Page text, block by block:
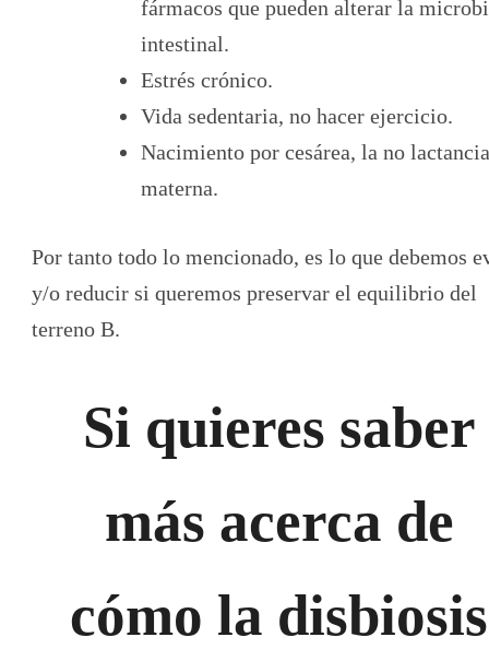
fármacos que pueden alterar la
intestinal.
Estrés crónico.
Vida sedentaria, no hacer ejercicio.
Nacimiento por cesárea, la no lactancia
materna.
Por tanto todo lo mencionado, es lo que debemos
y/o reducir si queremos preservar el equilibrio del
terreno B.
Si quieres saber
más acerca de
cómo la disbiosis